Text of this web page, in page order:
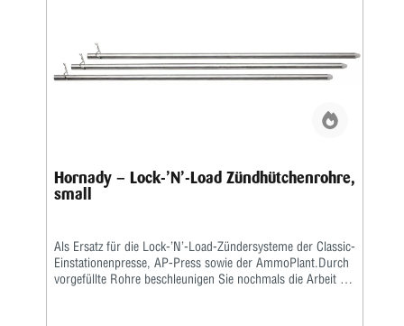
Hornady – Lock-’N’-Load Zündhütchenrohre,
small
Als Ersatz für die Lock-’N’-Load-Zündersysteme der Classic-
Einstationenpresse, AP-Press sowie der AmmoPlant.Durch
vorgefüllte Rohre beschleunigen Sie nochmals die Arbeit an